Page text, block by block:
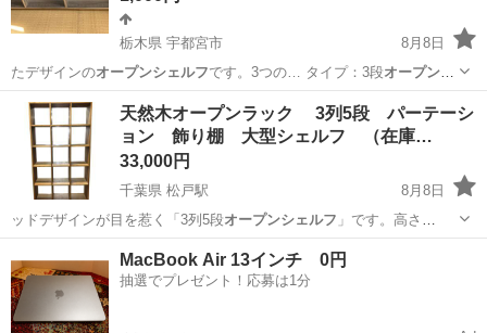
栃木県 宇都宮市
8月8日
たデザインのオープンシェルフです。3つの… タイプ：3段オープンシ
ェルフ幅 14…
栃木 宇都宮市 収納家具
天然木オープンラック 3列5段 パーテーシ
ョン 飾り棚 大型シェルフ （在庫…
33,000円
千葉県 松戸駅
8月8日
ッドデザインが目を惹く「3列5段オープンシェルフ 」です。高さ
1840mmのダイナ…
松戸市 松戸駅 収納家具 天然
MacBook Air 13インチ 0円
抽選でプレゼント！応募は1分